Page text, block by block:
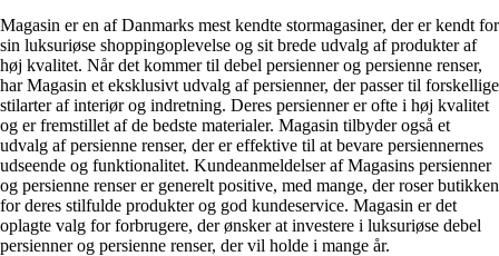
Magasin er en af Danmarks mest kendte stormagasiner, der er kendt for
sin luksuriøse shoppingoplevelse og sit brede udvalg af produkter af
høj kvalitet. Når det kommer til debel persienner og persienne renser,
har Magasin et eksklusivt udvalg af persienner, der passer til forskellige
stilarter af interiør og indretning. Deres persienner er ofte i høj kvalitet
og er fremstillet af de bedste materialer. Magasin tilbyder også et
udvalg af persienne renser, der er effektive til at bevare persiennernes
udseende og funktionalitet. Kundeanmeldelser af Magasins persienner
og persienne renser er generelt positive, med mange, der roser butikken
for deres stilfulde produkter og god kundeservice. Magasin er det
oplagte valg for forbrugere, der ønsker at investere i luksuriøse debel
persienner og persienne renser, der vil holde i mange år.